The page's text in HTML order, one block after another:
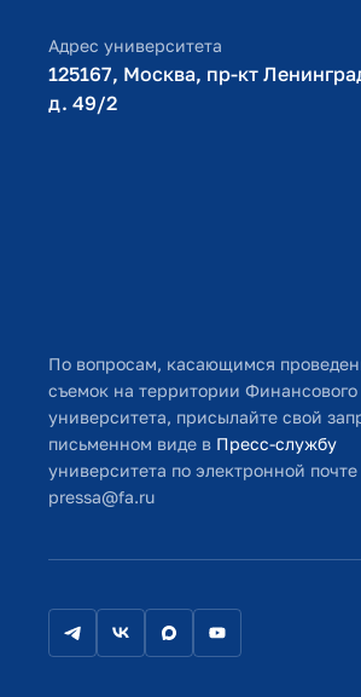
Адрес университета
125167, Москва, пр-кт
д. 49/2​
По вопросам, касающимся
съемок на территории Финансового
университета, присылайте свой
письменном виде в Пресс-службу
университета по электронной почте
pressa@fa.ru